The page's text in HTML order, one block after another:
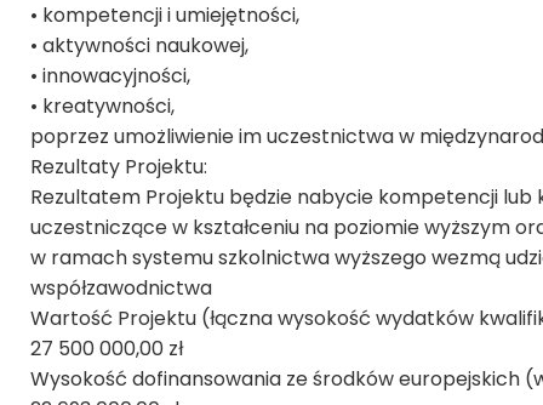
• kompetencji i umiejętności,
• aktywności naukowej,
• innowacyjności,
• kreatywności,
poprzez umożliwienie im uczestnictwa w
Rezultaty Projektu:
Rezultatem Projektu będzie nabycie kompetencji lub
uczestniczące w kształceniu na poziomie wyższym
w ramach systemu szkolnictwa wyższego wezmą
współzawodnictwa
Wartość Projektu (łączna wysokość wydatków
27 500 000,00 zł
Wysokość dofinansowania ze środków europejskich